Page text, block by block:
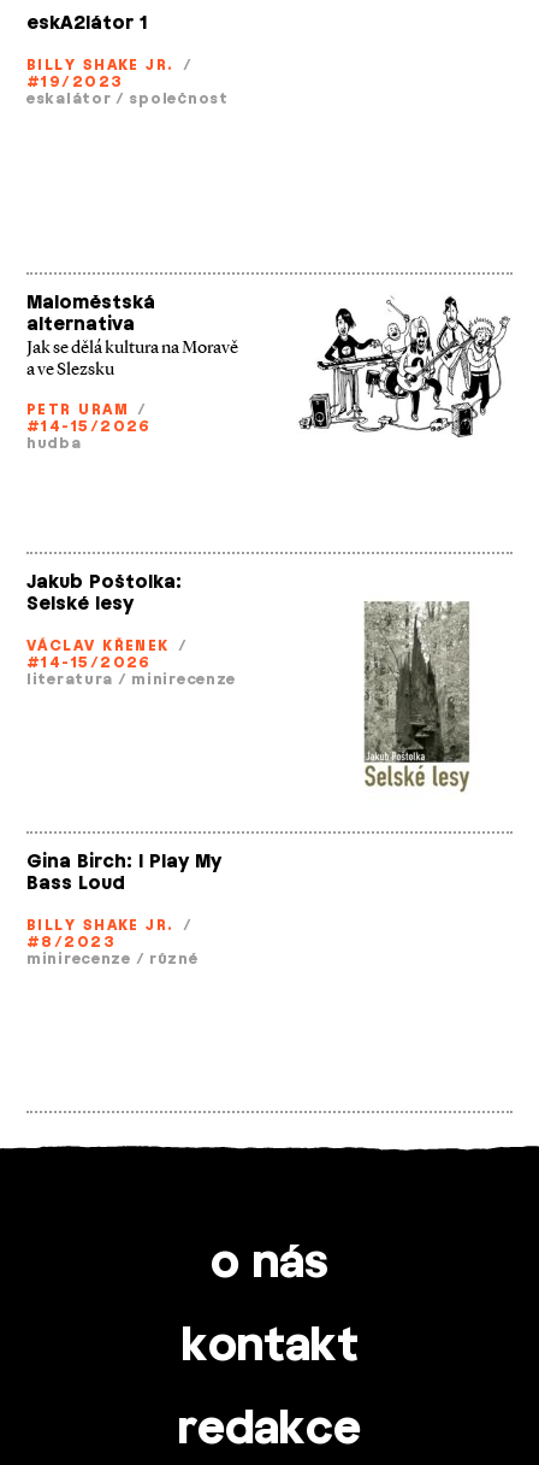
eskA2látor 1
BILLY SHAKE JR.
/
#19/2023
eskalátor / společnost
Maloměstská
alternativa
Jak se dělá kultura na Moravě
a ve Slezsku
PETR URAM /
#14-15/2026
hudba
Jakub Poštolka:
Selské lesy
VÁCLAV KŘENEK /
#14-15/2026
literatura / minirecenze
Gina Birch: I Play My
Bass Loud
BILLY SHAKE JR.
/
#8/2023
minirecenze / různé
o nás
kontakt
redakce